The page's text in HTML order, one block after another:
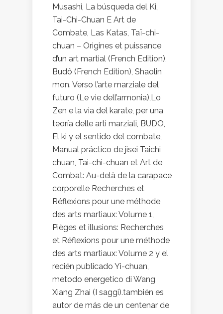
Musashi, La búsqueda del Ki,
Tai-Chi-Chuan E Art de
Combate, Las Katas, Taï-chi-
chuan – Origines et puissance
d’un art martial (French Edition),
Budô (French Edition), Shaolin
mon. Verso l’arte marziale del
futuro (Le vie dell’armonia),Lo
Zen e la via del karate, per una
teoría delle arti marziali, BUDO,
El ki y el sentido del combate,
Manual práctico de jisei Taichi
chuan, Tai-chi-chuan et Art de
Combat: Au-delà de la carapace
corporelle Recherches et
Réflexions pour une méthode
des arts martiaux: Volume 1,
Pièges et illusions: Recherches
et Réflexions pour une méthode
des arts martiaux: Volume 2 y el
recién publicado Yi-chuan,
metodo energetico di Wang
Xiang Zhai (I saggi).también es
autor de más de un centenar de